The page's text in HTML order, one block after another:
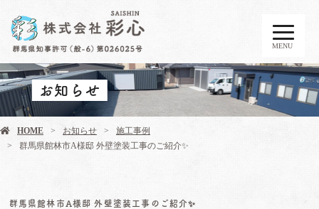
MENU
お知らせ
HOME お知らせ
施工事例
群馬県館林市A様邸 外壁塗装工事のご紹介✨
群馬県館林市A様邸 外壁塗装工事のご紹介✨